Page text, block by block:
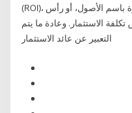
(ROI)، معدل الربح أو ويشار إلى الأموال المستثمرة باسم الأصول، أو رأس
الاستثمار. وعادة ما يتم
التعبير عن عائد الاستثمار